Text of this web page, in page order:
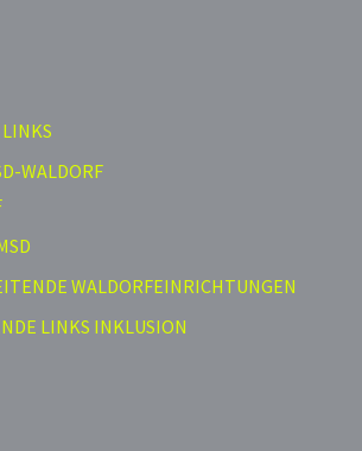
WALDORF
WALDORFEINRICHTUNGEN
LINKS INKLUSION